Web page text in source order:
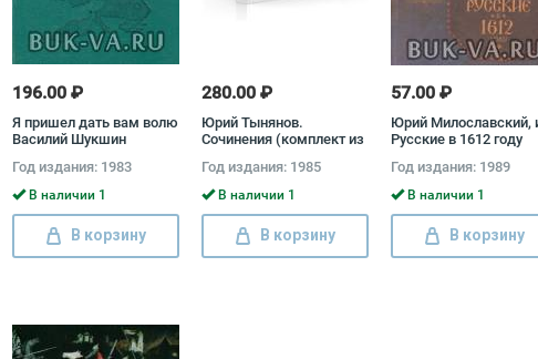
196.00 ₽
Я пришел дать вам волю
Василий Шукшин
Год издания: 1983
В наличии 1
В корзину
280.00 ₽
Юрий Тынянов.
Сочинения (комплект из
Год издания: 1985
В наличии 1
В корзину
57.00 ₽
Юрий Милославский,
Русские в 1612 году
Год издания: 1989
В наличии 1
В корзину